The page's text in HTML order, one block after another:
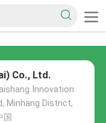
Co., Ltd.
Innovation
Minhang District,
国